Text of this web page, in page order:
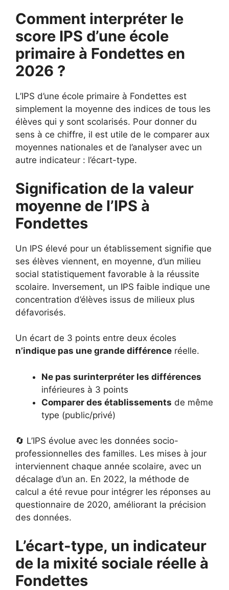
Comment interpréter le
score IPS d’une école
primaire à Fondettes en
2026 ?
L’IPS d’une école primaire à Fondettes est
simplement la moyenne des indices de tous les
élèves qui y sont scolarisés. Pour donner du
sens à ce chiffre, il est utile de le comparer aux
moyennes nationales et de l’analyser avec un
autre indicateur : l’écart-type.
Signification de la valeur
moyenne de l’IPS à
Fondettes
Un IPS élevé pour un établissement signifie que
ses élèves viennent, en moyenne, d’un milieu
social statistiquement favorable à la réussite
scolaire. Inversement, un IPS faible indique une
concentration d’élèves issus de milieux plus
défavorisés.
Un écart de 3 points entre deux écoles
n’indique pas une grande différence réelle.
Ne pas surinterpréter les différences
inférieures à 3 points
Comparer des établissements de même
type (public/privé)
🔄 L’IPS évolue avec les données socio-
professionnelles des familles. Les mises à jour
interviennent chaque année scolaire, avec un
décalage d’un an. En 2022, la méthode de
calcul a été revue pour intégrer les réponses au
questionnaire de 2020, améliorant la précision
des données.
L’écart-type, un indicateur
de la mixité sociale réelle à
Fondettes